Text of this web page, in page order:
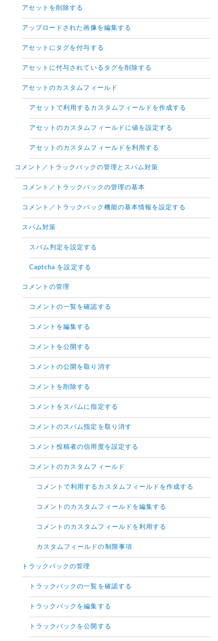
アセットを削除する
アップロードされた画像を編集する
アセットにタグを付与する
アセットに付与されているタグを削除する
アセットのカスタムフィールド
アセットで利用するカスタムフィールドを作成する
アセットのカスタムフィールドに値を設定する
アセットのカスタムフィールドを利用する
コメント／トラックバックの管理とスパム対策
コメント／トラックバックの管理の基本
コメント／トラックバック機能の基本情報を設定する
スパム対策
スパム判定を設定する
Captcha を設定する
コメントの管理
コメントの一覧を確認する
コメントを編集する
コメントを公開する
コメントの公開を取り消す
コメントを削除する
コメントをスパムに指定する
コメントのスパム指定を取り消す
コメント投稿者の信用度を設定する
コメントのカスタムフィールド
コメントで利用するカスタムフィールドを作成する
コメントのカスタムフィールドを編集する
コメントのカスタムフィールドを利用する
カスタムフィールドの制限事項
トラックバックの管理
トラックバックの一覧を確認する
トラックバックを編集する
トラックバックを公開する